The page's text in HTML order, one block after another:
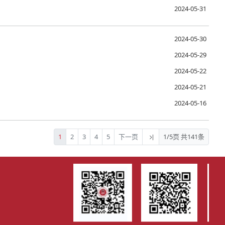
2024-05-31
2024-05-30
2024-05-29
2024-05-22
2024-05-21
2024-05-16
1 2 3 4 5 下一页 1/5页 共141条